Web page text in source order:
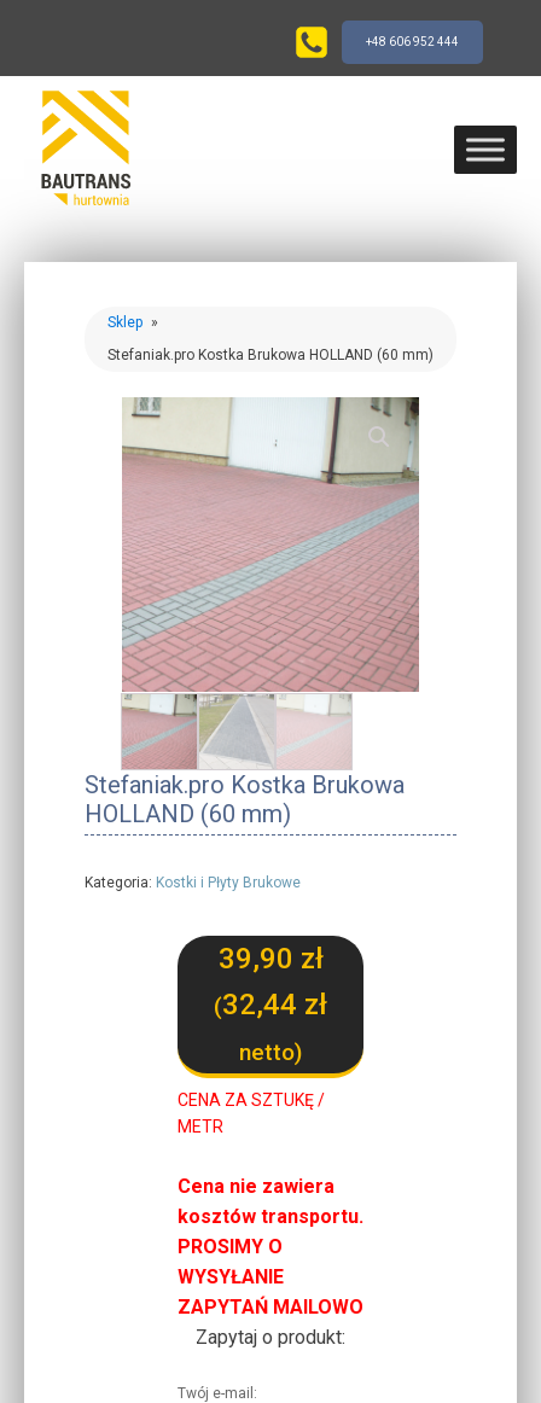
+48 606 952 444
Sklep »
Stefaniak.pro Kostka Brukowa HOLLAND (60 mm)
Stefaniak.pro Kostka Brukowa
HOLLAND (60 mm)
Kategoria: Kostki i Płyty Brukowe
39,90 zł
(32,44 zł
netto)
CENA ZA SZTUKĘ /
METR
Cena nie zawiera
kosztów transportu.
PROSIMY O
WYSYŁANIE
ZAPYTAŃ MAILOWO
Zapytaj o produkt:
Twój e-mail: